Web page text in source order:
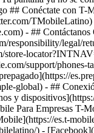
## Conéctate con T-
- ##
responsibility/legal/
support/phones-
global) - ##
y
Para Empresas T-
es.t-
) -